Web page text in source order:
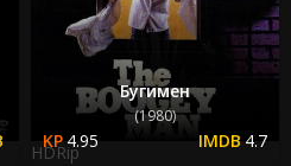
Бугимен
(1980)
4.95 4.7
HDRip